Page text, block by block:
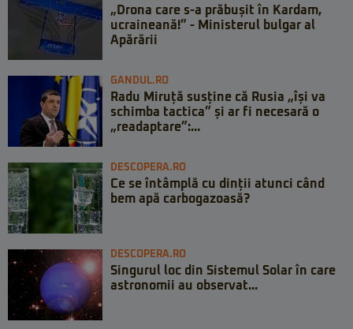
„Drona care s-a prăbușit în Kardam,
ucraineană!” - Ministerul bulgar al
Apărării
GANDUL.RO
Radu Miruță susține că Rusia „își va
schimba tactica” și ar fi necesară o
„readaptare”:...
DESCOPERA.RO
Ce se întâmplă cu dinții atunci când
bem apă carbogazoasă?
DESCOPERA.RO
Singurul loc din Sistemul Solar în care
astronomii au observat...